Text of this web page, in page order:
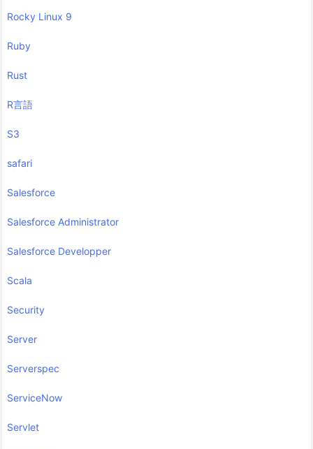
Rocky Linux 9
Ruby
Rust
R言語
S3
safari
Salesforce
Salesforce Administrator
Salesforce Developper
Scala
Security
Server
Serverspec
ServiceNow
Servlet